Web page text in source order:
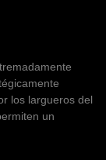
los largueros del
un